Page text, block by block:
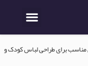
مناسب برای طراحی لباس کودک و